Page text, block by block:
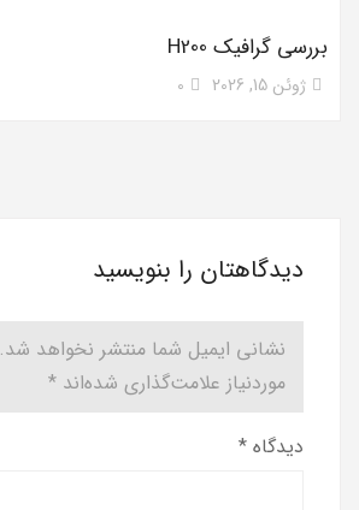
بررسی گرافیک H200
ژوئن 15, 2026 0
دیدگاهتان را بنویسید
نشانی ایمیل شما منتشر نخواهد شد.
موردنیاز علامت‌گذاری شده‌اند *
دیدگاه *